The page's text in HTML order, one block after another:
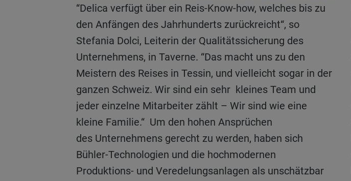
“Delica verfügt über ein Reis-Know-how, welches bis zu
den Anfängen des Jahrhunderts zurückreicht“, so
Stefania Dolci, Leiterin der Qualitätssicherung des
Unternehmens, in Taverne. “Das macht uns zu den
Meistern des Reises in Tessin, und vielleicht sogar in der
ganzen Schweiz. Wir sind ein sehr kleines Team und
jeder einzelne Mitarbeiter zählt – Wir sind wie eine
kleine Familie.“ Um den hohen Ansprüchen
des Unternehmens gerecht zu werden, haben sich
Bühler-Technologien und die hochmodernen
Produktions- und Veredelungsanlagen als unschätzbar